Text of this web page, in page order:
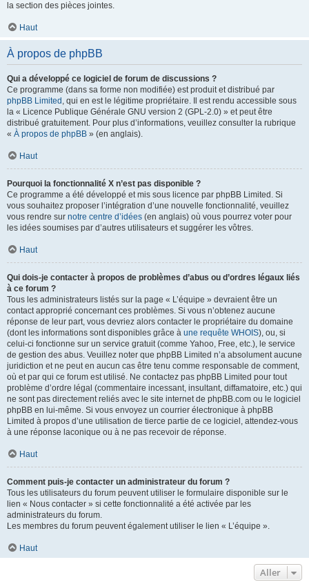
la section des pièces jointes.
Haut
À propos de phpBB
Qui a développé ce logiciel de forum de discussions ?
Ce programme (dans sa forme non modifiée) est produit et distribué par
phpBB Limited , qui en est le légitime propriétaire. Il est rendu accessible sous
la « Licence Publique Générale GNU version 2 (GPL-2.0) » et peut être
distribué gratuitement. Pour plus d’informations, veuillez consulter la rubrique
« À propos de phpBB » (en anglais).
Haut
Pourquoi la fonctionnalité X n’est pas disponible ?
Ce programme a été développé et mis sous licence par phpBB Limited. Si
vous souhaitez proposer l’intégration d’une nouvelle fonctionnalité, veuillez
vous rendre sur notre centre d’idées (en anglais) où vous pourrez voter pour
les idées soumises par d’autres utilisateurs et suggérer les vôtres.
Haut
Qui dois-je contacter à propos de problèmes d’abus ou d’ordres légaux liés
à ce forum ?
Tous les administrateurs listés sur la page « L’équipe » devraient être un
contact approprié concernant ces problèmes. Si vous n’obtenez aucune
réponse de leur part, vous devriez alors contacter le propriétaire du domaine
(dont les informations sont disponibles grâce à une requête WHOIS), ou, si
celui-ci fonctionne sur un service gratuit (comme Yahoo, Free, etc.), le service
de gestion des abus. Veuillez noter que phpBB Limited n’a absolument aucune
juridiction et ne peut en aucun cas être tenu comme responsable de comment,
où et par qui ce forum est utilisé. Ne contactez pas phpBB Limited pour tout
problème d’ordre légal (commentaire incessant, insultant, diffamatoire, etc.) qui
ne sont pas directement reliés avec le site internet de phpBB.com ou le logiciel
phpBB en lui-même. Si vous envoyez un courrier électronique à phpBB
Limited à propos d’une utilisation de tierce partie de ce logiciel, attendez-vous
à une réponse laconique ou à ne pas recevoir de réponse.
Haut
Comment puis-je contacter un administrateur du forum ?
Tous les utilisateurs du forum peuvent utiliser le formulaire disponible sur le
lien « Nous contacter » si cette fonctionnalité a été activée par les
administrateurs du forum.
Les membres du forum peuvent également utiliser le lien « L’équipe ».
Haut
Aller